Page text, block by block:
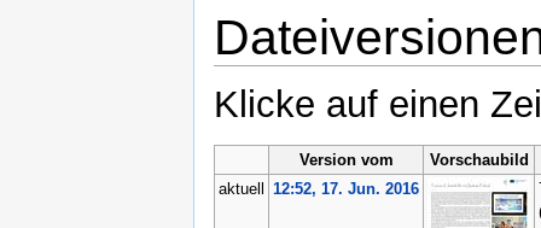
Klicke auf einen
Version vom
Vorschaubild
aktuell
12:52, 17. Jun. 2016